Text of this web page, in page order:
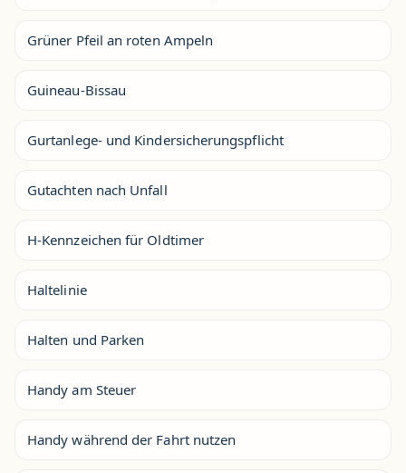
Grüner Pfeil an roten Ampeln
Guineau-Bissau
Gurtanlege- und Kindersicherungspflicht
Gutachten nach Unfall
H-Kennzeichen für Oldtimer
Haltelinie
Halten und Parken
Handy am Steuer
Handy während der Fahrt nutzen